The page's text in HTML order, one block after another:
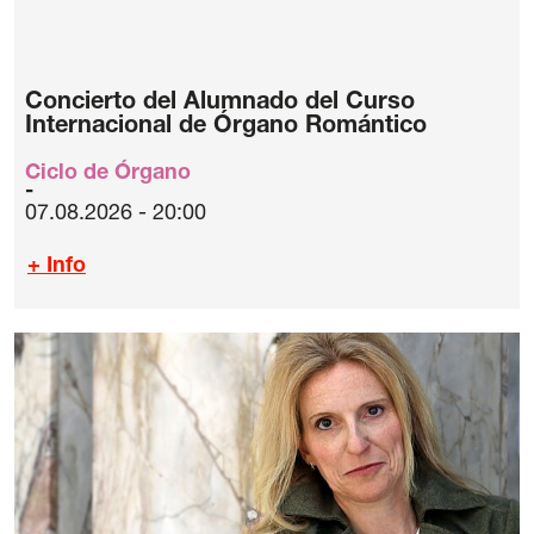
Concierto del Alumnado del Curso
Internacional de Órgano Romántico
Ciclo de Órgano
07.08.2026 - 20:00
+ Info